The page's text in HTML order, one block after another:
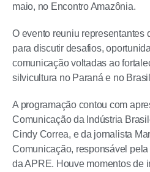
maio, no Encontro Amazônia.
O evento reuniu representantes
para discutir desafios,
comunicação voltadas ao
silvicultura no Paraná e no
A programação contou com
Comunicação da Indústria
Cindy Correa, e da jornalista
Comunicação, responsável
da APRE. Houve momentos de